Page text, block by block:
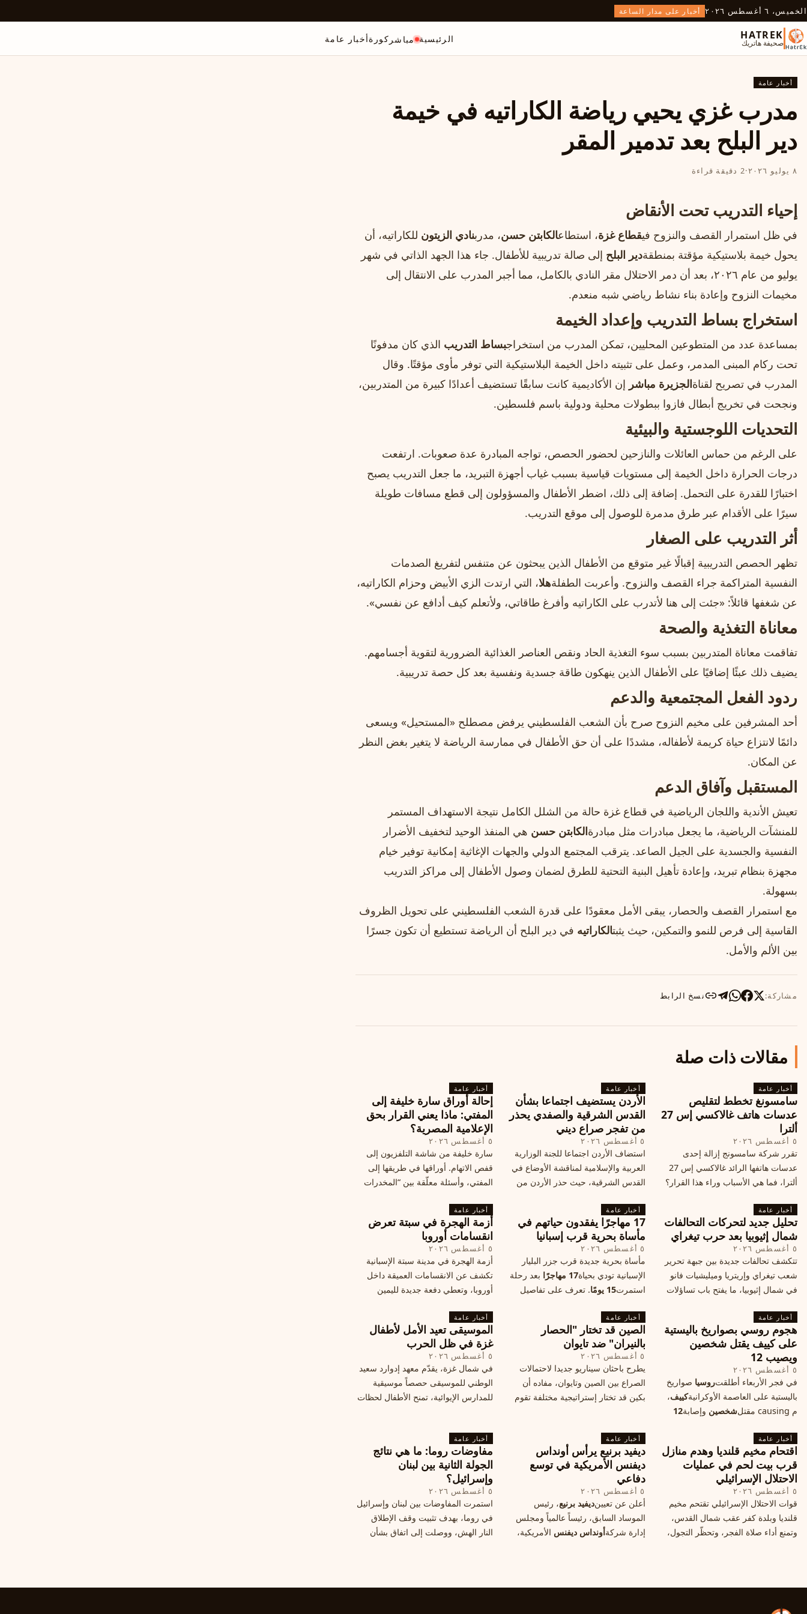
الخميس، ٦ أغسطس ٢٠٢٦ أخبار على مدار الساعة
HATREK
صحيفة هاتريك الرئيسية مباشر كورةأخبار عامة
أخبار عامة
مدرب غزي يحيي رياضة الكاراتيه في خيمة
دير البلح بعد تدمير المقر
٨ يوليو ٢٠٢٦ ·2 دقيقة قراءة
إحياء التدريب تحت الأنقاض
في ظل استمرار القصف والنزوح فيقطاع غزة، استطاعالكابتن حسن، مدربنادي الزيتون للكاراتيه، أن
يحول خيمة بلاستيكية مؤقتة بمنطقةدير البلح إلى صالة تدريبية للأطفال. جاء هذا الجهد الذاتي في شهر
يوليو من عام ٢٠٢٦، بعد أن دمر الاحتلال مقر النادي بالكامل، مما أجبر المدرب على الانتقال إلى
مخيمات النزوح وإعادة بناء نشاط رياضي شبه منعدم.
استخراج بساط التدريب وإعداد الخيمة
بمساعدة عدد من المتطوعين المحليين، تمكن المدرب من استخراجبساط التدريب الذي كان مدفونًا
تحت ركام المبنى المدمر، وعمل على تثبيته داخل الخيمة البلاستيكية التي توفر مأوى مؤقتًا. وقال
المدرب في تصريح لقناةالجزيرة مباشر إن الأكاديمية كانت سابقًا تستضيف أعدادًا كبيرة من المتدربين،
ونجحت في تخريج أبطال فازوا ببطولات محلية ودولية باسم فلسطين.
التحديات اللوجستية والبيئية
على الرغم من حماس العائلات والنازحين لحضور الحصص، تواجه المبادرة عدة صعوبات. ارتفعت
درجات الحرارة داخل الخيمة إلى مستويات قياسية بسبب غياب أجهزة التبريد، ما جعل التدريب يصبح
اختبارًا للقدرة على التحمل. إضافة إلى ذلك، اضطر الأطفال والمسؤولون إلى قطع مسافات طويلة
سيرًا على الأقدام عبر طرق مدمرة للوصول إلى موقع التدريب.
أثر التدريب على الصغار
تظهر الحصص التدريبية إقبالًا غير متوقع من الأطفال الذين يبحثون عن متنفس لتفريغ الصدمات
النفسية المتراكمة جراء القصف والنزوح. وأعربت الطفلةهلا، التي ارتدت الزي الأبيض وحزام الكاراتيه،
عن شغفها قائلاً: «جئت إلى هنا لأتدرب على الكاراتيه وأفرغ طاقاتي، ولأتعلم كيف أدافع عن نفسي».
معاناة التغذية والصحة
تفاقمت معاناة المتدربين بسبب سوء التغذية الحاد ونقص العناصر الغذائية الضرورية لتقوية أجسامهم.
يضيف ذلك عبئًا إضافيًا على الأطفال الذين ينهكون طاقة جسدية ونفسية بعد كل حصة تدريبية.
ردود الفعل المجتمعية والدعم
أحد المشرفين على مخيم النزوح صرح بأن الشعب الفلسطيني يرفض مصطلح «المستحيل» ويسعى
دائمًا لانتزاع حياة كريمة لأطفاله، مشددًا على أن حق الأطفال في ممارسة الرياضة لا يتغير بغض النظر
عن المكان.
المستقبل وآفاق الدعم
تعيش الأندية واللجان الرياضية في قطاع غزة حالة من الشلل الكامل نتيجة الاستهداف المستمر
للمنشآت الرياضية، ما يجعل مبادرات مثل مبادرةالكابتن حسن هي المنفذ الوحيد لتخفيف الأضرار
النفسية والجسدية على الجيل الصاعد. يترقب المجتمع الدولي والجهات الإغاثية إمكانية توفير خيام
مجهزة بنظام تبريد، وإعادة تأهيل البنية التحتية للطرق لضمان وصول الأطفال إلى مراكز التدريب
بسهولة.
مع استمرار القصف والحصار، يبقى الأمل معقودًا على قدرة الشعب الفلسطيني على تحويل الظروف
القاسية إلى فرص للنمو والتمكين، حيث يثبتالكاراتيه في دير البلح أن الرياضة تستطيع أن تكون جسرًا
بين الألم والأمل.
مشاركة: نسخ الرابط
مقالات ذات صلة
أخبار عامة
سامسونغ تخطط لتقليص
عدسات هاتف غالاكسي إس 27
ألترا
٥ أغسطس ٢٠٢٦
تقرر شركة سامسونج إزالة إحدى
عدسات هاتفها الرائد غالاكسي إس 27
ألترا، فما هي الأسباب وراء هذا القرار؟
الأندرويد الأغلى في السوق؟
أخبار عامة
الأردن يستضيف اجتماعا بشأن
القدس الشرقية والصفدي يحذر
من تفجر صراع ديني
٥ أغسطس ٢٠٢٦
استضاف الأردن اجتماعا للجنة الوزارية
العربية والإسلامية لمناقشة الأوضاع في
القدس الشرقية، حيث حذر الأردن من
الدول إلى الامتناع عن نقل سفاراتها إلى
القدس، ما يزيد التوتر في المنطقة
أخبار عامة
إحالة أوراق سارة خليفة إلى
المفتي: ماذا يعني القرار بحق
الإعلامية المصرية؟
٥ أغسطس ٢٠٢٦
سارة خليفة من شاشة التلفزيون إلى
قفص الاتهام. أوراقها في طريقها إلى
المفتي، وأسئلة معلّقة بين “المخدرات
أخبار عامة
تحليل جديد لتحركات التحالفات
شمال إثيوبيا بعد حرب تيغراي
٥ أغسطس ٢٠٢٦
تتكشف تحالفات جديدة بين جبهة تحرير
شعب تيغراي وإريتريا وميليشيات فانو
في شمال إثيوبيا، ما يفتح باب تساؤلات
الخريطة السياسية.
أخبار عامة
17 مهاجرًا يفقدون حياتهم في
مأساة بحرية قرب إسبانيا
٥ أغسطس ٢٠٢٦
مأساة بحرية جديدة قرب جزر البليار
الإسبانية تودي بحياة17 مهاجرًا
بعد رحلة
استمرت15 يومًا
. تعرف على تفاصيل
أخبار عامة
أزمة الهجرة في سبتة تعرض
انقسامات أوروبا
٥ أغسطس ٢٠٢٦
أزمة الهجرة في مدينة سبتة الإسبانية
تكشف عن الانقسامات العميقة داخل
أوروبا، وتعطي دفعة جديدة لليمين
الأوروبي لاستغلال هشاشة موقفه، فما
هي الآثار السياسية لهذه الأزمة؟
أخبار عامة
هجوم روسي بصواريخ باليستية
على كييف يقتل شخصين
ويصيب 12
٥ أغسطس ٢٠٢٦
في فجر الأربعاء أطلقتروسيا صواريخ
باليستية على العاصمة الأوكرانيةكييف،
م causing مقتل
شخصين وإصابة12
المدني. تفاصيل الهجوم وتداعياته.
أخبار عامة
الصين قد تختار "الحصار
بالنيران" ضد تايوان
٥ أغسطس ٢٠٢٦
يطرح باحثان سيناريو جديدا لاحتمالات
الصراع بين الصين وتايوان، مفاده أن
بكين قد تختار إستراتيجية مختلفة تقوم
"الحصار بالنيران
أخبار عامة
الموسيقى تعيد الأمل لأطفال
غزة في ظل الحرب
٥ أغسطس ٢٠٢٦
في شمال غزة، يقدّم معهد إدوارد سعيد
الوطني للموسيقى حصصاً موسيقية
للمدارس الإيوائية، تمنح الأطفال لحظات
أخبار عامة
اقتحام مخيم قلنديا وهدم منازل
قرب بيت لحم في عمليات
الاحتلال الإسرائيلي
٥ أغسطس ٢٠٢٦
قوات الاحتلال الإسرائيلي تقتحم مخيم
قلنديا وبلدة كفر عقب شمال القدس،
وتمنع أداء صلاة الفجر، وتحظّر التجول،
أخبار عامة
ديفيد برنيع يرأس أونداس
ديفنس الأمريكية في توسع
دفاعي
٥ أغسطس ٢٠٢٦
أعلن عن تعيينديفيد برنيع، رئيس
الموساد السابق، رئيساً عالمياً ومجلس
إدارة شركةأونداس ديفنس الأمريكية،
أخبار عامة
مفاوضات روما: ما هي نتائج
الجولة الثانية بين لبنان
وإسرائيل؟
٥ أغسطس ٢٠٢٦
استمرت المفاوضات بين لبنان وإسرائيل
في روما، بهدف تثبيت وقف الإطلاق
النار الهش، ووصلت إلى اتفاق بشأن
لمعالجة الملفات العالقة، فيما يرى